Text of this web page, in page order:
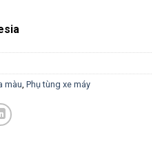
màu Phụ tùng xe máy